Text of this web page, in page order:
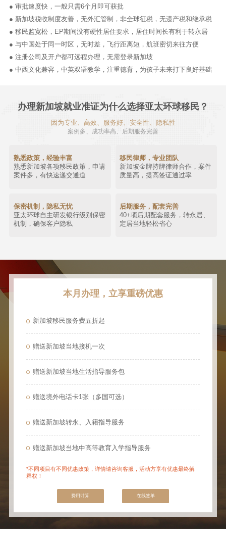
● 审批速度快，一般只需6个月即可获批
● 新加坡税收制度友善，无外汇管制，非全球征税，无遗产税和继承税
● 移民监宽松，EP期间没有硬性居住要求，居住时间长有利于转永居
● 与中国处于同一时区，无时差，飞行距离短，航班密切来往方便
● 注册公司及开户都可远程办理，无需登录新加坡
● 中西文化兼容，中英双语教学，注重德育，为孩子未来打下良好基础
办理新加坡就业准证为什么选择亚太环球移民？
因为专业、高效、服务好、安全性、隐私性
案例多、成功率高、后期服务完善
熟悉政策，经验丰富
熟悉新加坡各项移民政策，申请
案件多，有快速递交通道
移民律师，专业团队
新加坡金牌持牌律师合作，案件
质量高，提高签证通过率
保密机制，隐私无忧
亚太环球自主研发银行级别保密
机制，确保客户隐私
后期服务，配套完善
40+项后期配套服务，转永居、
定居当地轻松省心
本月办理，立享重磅优惠
新加坡移民服务费五折起
赠送新加坡当地接机一次
赠送新加坡当地生活指导服务包
赠送境外电话卡1张（多国可选）
赠送新加坡转永、入籍指导服务
赠送新加坡当地中高等教育入学指导服务
*不同项目有不同优惠政策，详情请咨询客服，活动方享有优惠最终解
释权！
费用计算 在线签单